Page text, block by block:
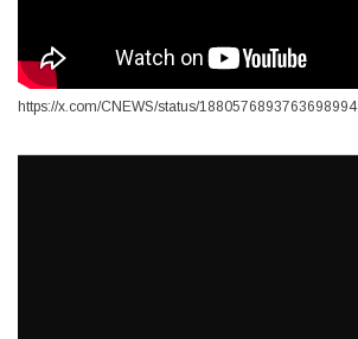
https://x.com/CNEWS/status/1880576893763698994